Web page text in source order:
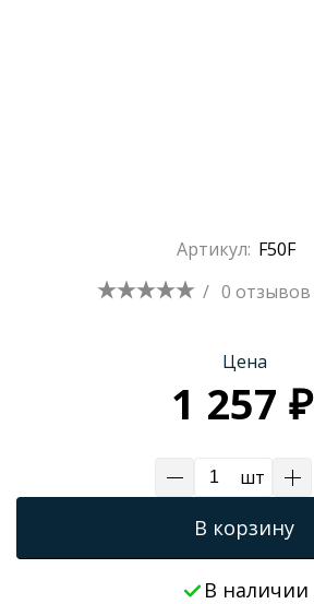
Артикул: F50F
/ 0 отзывов
Цена
1 257 ₽
шт
В корзину
В наличии